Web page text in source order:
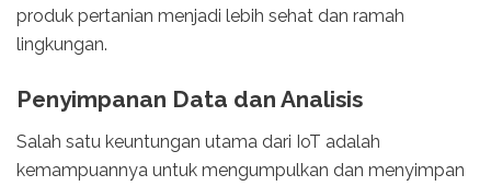
produk pertanian menjadi lebih sehat dan ramah
lingkungan.
Penyimpanan Data dan Analisis
Salah satu keuntungan utama dari IoT adalah
kemampuannya untuk mengumpulkan dan menyimpan